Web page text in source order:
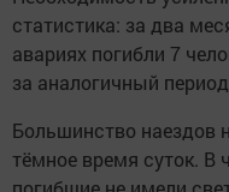
статистика: за два
авариях погибли 7
за аналогичный
Большинство наездов
тёмное время суток. В